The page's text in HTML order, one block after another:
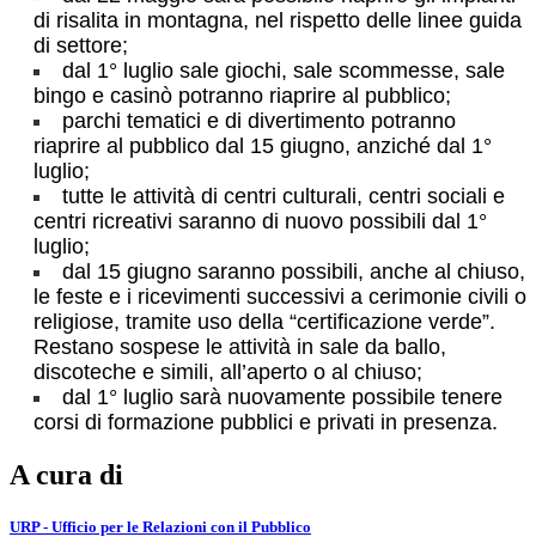
di risalita in montagna, nel rispetto delle linee guida
di settore;
dal 1° luglio sale giochi, sale scommesse, sale
bingo e casinò potranno riaprire al pubblico;
parchi tematici e di divertimento potranno
riaprire al pubblico dal 15 giugno, anziché dal 1°
luglio;
tutte le attività di centri culturali, centri sociali e
centri ricreativi saranno di nuovo possibili dal 1°
luglio;
dal 15 giugno saranno possibili, anche al chiuso,
le feste e i ricevimenti successivi a cerimonie civili o
religiose, tramite uso della “certificazione verde”.
Restano sospese le attività in sale da ballo,
discoteche e simili, all’aperto o al chiuso;
dal 1° luglio sarà nuovamente possibile tenere
corsi di formazione pubblici e privati in presenza.
A cura di
URP - Ufficio per le Relazioni con il Pubblico